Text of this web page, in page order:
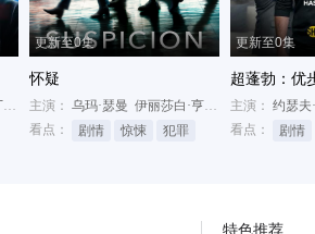
约翰·利思戈
更新至0集
怀疑
主演： 乌玛·瑟曼 伊丽莎白·亨斯屈奇
伊莱耶斯·
看点：
剧情 惊悚 犯罪
更新至0集
超蓬勃：优
主演： 约瑟夫
看点：
剧情
特色推荐